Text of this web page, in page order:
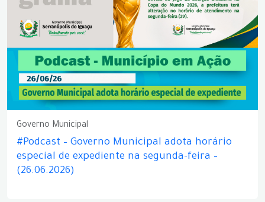
Governo Municipal
#Podcast – Governo Municipal adota horário
especial de expediente na segunda-feira –
(26.06.2026)